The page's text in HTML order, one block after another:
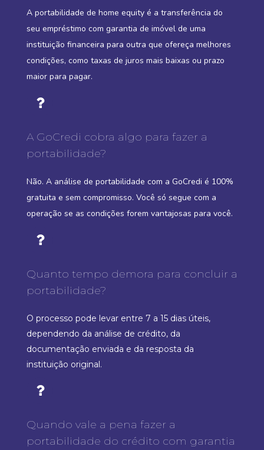
A portabilidade de home equity é a transferência do
seu empréstimo com garantia de imóvel de uma
instituição financeira para outra que ofereça melhores
condições, como taxas de juros mais baixas ou prazo
maior para pagar.
A GoCredi cobra algo para fazer a
portabilidade?
Não. A análise de portabilidade com a GoCredi é 100%
gratuita e sem compromisso. Você só segue com a
operação se as condições forem vantajosas para você.
Quanto tempo demora para concluir a
portabilidade?
O processo pode levar entre 7 a 15 dias úteis,
dependendo da análise de crédito, da
documentação enviada e da resposta da
instituição original.
Quando vale a pena fazer a
portabilidade do crédito com garantia